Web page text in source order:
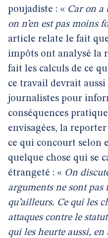
poujadiste : « Car on a
on n’en est pas moins
article relate le fait
impôts ont analysé la
fait les calculs de ce
ce travail devrait
journalistes pour
conséquences
envisagées, la
ce qui concourt selon
quelque chose qui se
étrangeté : « On
arguments ne sont pas
qu’ailleurs. Ce qui les
attaques contre le
qui les heurte aussi, en